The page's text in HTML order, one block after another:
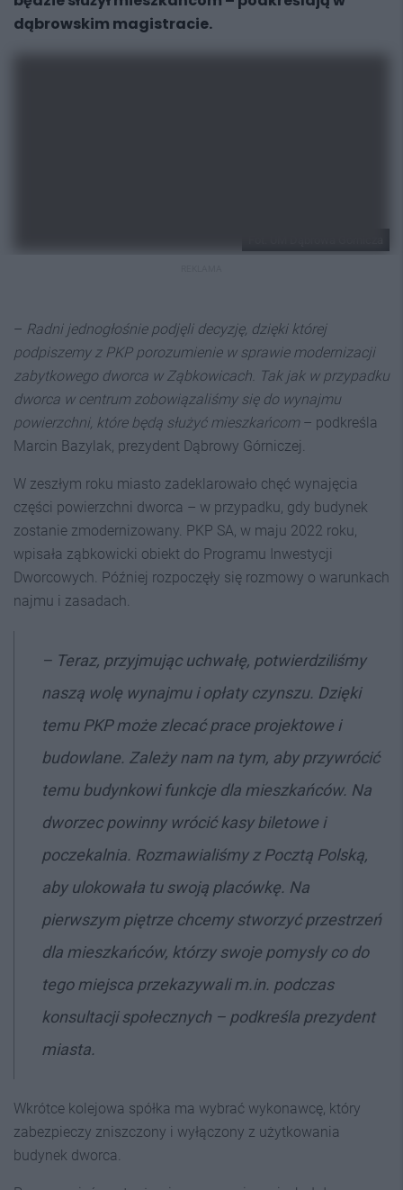
dąbrowskim magistracie.
– Radni jednogłośnie podjęli decyzję, dzięki której
podpiszemy z PKP porozumienie w sprawie modernizacji
zabytkowego dworca w Ząbkowicach. Tak jak w przypadku
dworca w centrum zobowiązaliśmy się do wynajmu
powierzchni, które będą służyć mieszkańcom– podkreśla
Marcin Bazylak, prezydent Dąbrowy Górniczej.
W zeszłym roku miasto zadeklarowało chęć wynajęcia
części powierzchni dworca – w przypadku, gdy budynek
zostanie zmodernizowany. PKP SA, w maju 2022 roku,
wpisała ząbkowicki obiekt do Programu Inwestycji
Dworcowych. Później rozpoczęły się rozmowy o warunkach
najmu i zasadach.
– Teraz, przyjmując uchwałę, potwierdziliśmy
naszą wolę wynajmu i opłaty czynszu. Dzięki
temu PKP może zlecać prace projektowe i
budowlane. Zależy nam na tym, aby przywrócić
temu budynkowi funkcje dla mieszkańców. Na
dworzec powinny wrócić kasy biletowe i
poczekalnia. Rozmawialiśmy z Pocztą Polską,
aby ulokowała tu swoją placówkę. Na
pierwszym piętrze chcemy stworzyć przestrzeń
dla mieszkańców, którzy swoje pomysły co do
tego miejsca przekazywali m.in. podczas
konsultacji społecznych – podkreśla prezydent
miasta.
Wkrótce kolejowa spółka ma wybrać wykonawcę, który
zabezpieczy zniszczony i wyłączony z użytkowania
budynek dworca.